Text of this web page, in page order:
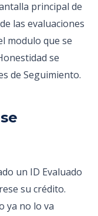
principal de
las evaluaciones
modulo que se
se
de Seguimiento.
un ID Evaluado
su crédito.
ya no lo va